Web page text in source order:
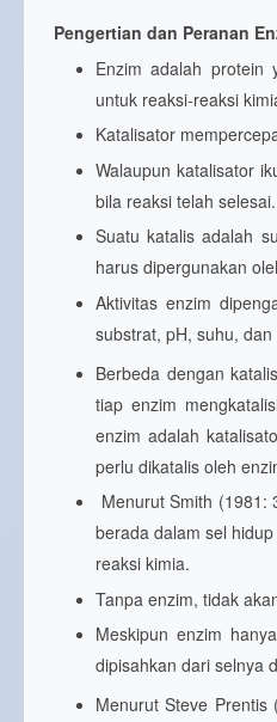
Pengertian dan Peranan
Enzim adalah protein
untuk reaksi-reaksi
Katalisator
Walaupun katalisator
bila reaksi telah selesai.
Suatu katalis adalah
harus dipergunakan
Aktivitas enzim
substrat, pH, suhu,
Berbeda dengan
tiap enzim
enzim adalah
perlu dikatalis oleh
Menurut Smith (1981:
berada dalam sel
reaksi kimia.
Tanpa enzim, tidak
Meskipun enzim
dipisahkan dari selnya
Menurut Steve